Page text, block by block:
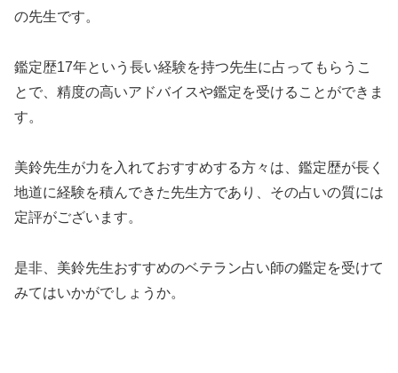
の先生です。
鑑定歴17年という長い経験を持つ先生に占ってもらうこ
とで、精度の高いアドバイスや鑑定を受けることができま
す。
美鈴先生が力を入れておすすめする方々は、鑑定歴が長く
地道に経験を積んできた先生方であり、その占いの質には
定評がございます。
是非、美鈴先生おすすめのベテラン占い師の鑑定を受けて
みてはいかがでしょうか。